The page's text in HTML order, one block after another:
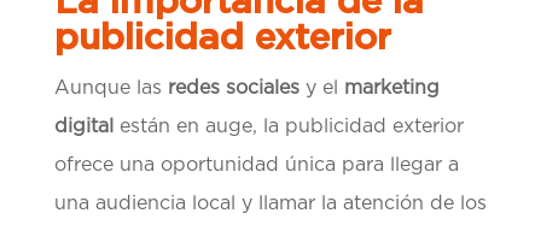
publicidad exterior
Aunque las redes socialesy el marketing
digital
están en auge, la publicidad exterior
ofrece una oportunidad única para llegar a
una audiencia local y llamar la atención de los